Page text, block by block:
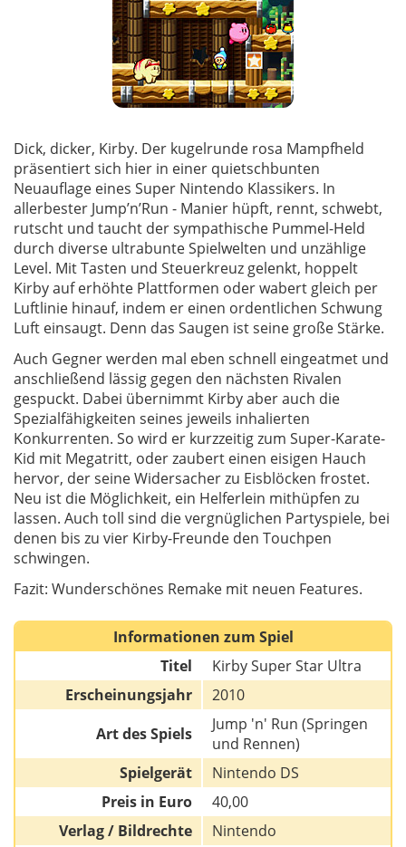
Dick, dicker, Kirby. Der kugelrunde rosa Mampfheld
präsentiert sich hier in einer quietschbunten
Neuauflage eines Super Nintendo Klassikers. In
allerbester Jump’n’Run - Manier hüpft, rennt, schwebt,
rutscht und taucht der sympathische Pummel-Held
durch diverse ultrabunte Spielwelten und unzählige
Level. Mit Tasten und Steuerkreuz gelenkt, hoppelt
Kirby auf erhöhte Plattformen oder wabert gleich per
Luftlinie hinauf, indem er einen ordentlichen Schwung
Luft einsaugt. Denn das Saugen ist seine große Stärke.
Auch Gegner werden mal eben schnell eingeatmet und
anschließend lässig gegen den nächsten Rivalen
gespuckt. Dabei übernimmt Kirby aber auch die
Spezialfähigkeiten seines jeweils inhalierten
Konkurrenten. So wird er kurzzeitig zum Super-Karate-
Kid mit Megatritt, oder zaubert einen eisigen Hauch
hervor, der seine Widersacher zu Eisblöcken frostet.
Neu ist die Möglichkeit, ein Helferlein mithüpfen zu
lassen. Auch toll sind die vergnüglichen Partyspiele, bei
denen bis zu vier Kirby-Freunde den Touchpen
schwingen.
Fazit: Wunderschönes Remake mit neuen Features.
Informationen zum Spiel
Titel
Kirby Super Star Ultra
Erscheinungsjahr
2010
Art des Spiels
Jump 'n' Run (Springen
und Rennen)
Spielgerät
Nintendo DS
Preis in Euro
40,00
Verlag / Bildrechte
Nintendo